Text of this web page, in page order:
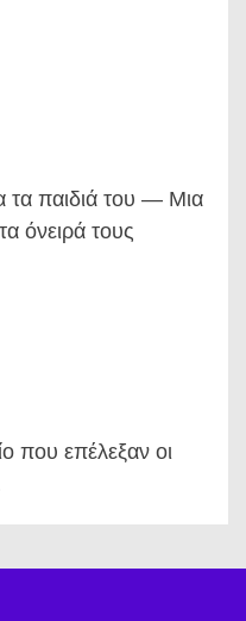
τα παιδιά του — Μια
όνειρά τους
που επέλεξαν οι